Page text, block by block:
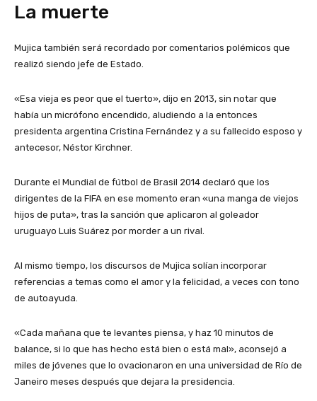
La muerte
Mujica también será recordado por comentarios polémicos que
realizó siendo jefe de Estado.
«Esa vieja es peor que el tuerto», dijo en 2013, sin notar que
había un micrófono encendido, aludiendo a la entonces
presidenta argentina Cristina Fernández y a su fallecido esposo y
antecesor, Néstor Kirchner.
Durante el Mundial de fútbol de Brasil 2014 declaró que los
dirigentes de la FIFA en ese momento eran «una manga de viejos
hijos de puta», tras la sanción que aplicaron al goleador
uruguayo Luis Suárez por morder a un rival.
Al mismo tiempo, los discursos de Mujica solían incorporar
referencias a temas como el amor y la felicidad, a veces con tono
de autoayuda.
«Cada mañana que te levantes piensa, y haz 10 minutos de
balance, si lo que has hecho está bien o está mal», aconsejó a
miles de jóvenes que lo ovacionaron en una universidad de Río de
Janeiro meses después que dejara la presidencia.